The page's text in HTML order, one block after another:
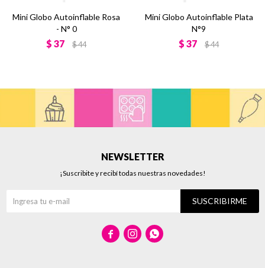
Mini Globo Autoinflable Rosa
- N° 0
$ 37 $44
Mini Globo Autoinflable Plata
N°9
$ 37 $44
NEWSLETTER
¡Suscribite y recibí todas nuestras novedades!
SUSCRIBIRME
  